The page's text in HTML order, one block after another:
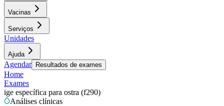
Vacinas
Serviços
Unidades
Ajuda
Agendar Resultados de exames
Home
Exames
ige específica para ostra (f290)
Análises clínicas